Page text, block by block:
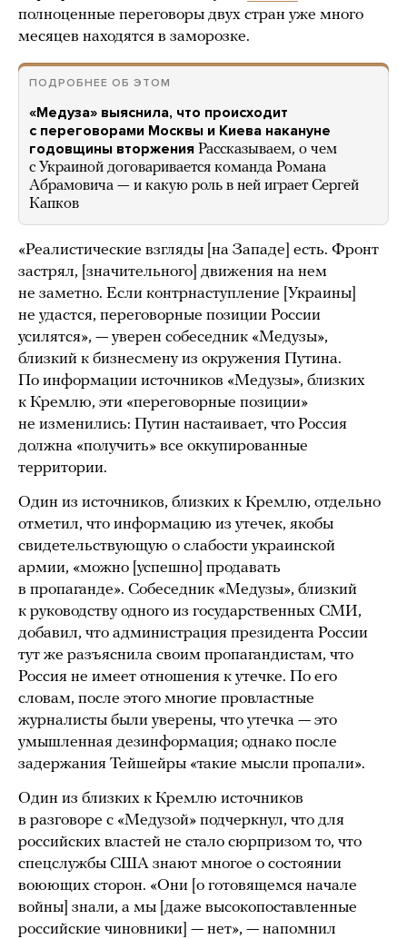
полноценные переговоры двух стран уже много
месяцев находятся в заморозке.
ПОДРОБНЕЕ ОБ ЭТОМ
«Медуза» выяснила, что происходит
с переговорами Москвы и Киева накануне
годовщины вторжения Рассказываем, о чем
с Украиной договаривается команда Романа
Абрамовича — и какую роль в ней играет Сергей
Капков
«Реалистические взгляды [на Западе] есть. Фронт
застрял, [значительного] движения на нем
не заметно. Если контрнаступление [Украины]
не удастся, переговорные позиции России
усилятся», — уверен собеседник «Медузы»,
близкий к бизнесмену из окружения Путина.
По информации источников «Медузы», близких
к Кремлю, эти «переговорные позиции»
не изменились: Путин настаивает, что Россия
должна «получить» все оккупированные
территории.
Один из источников, близких к Кремлю, отдельно
отметил, что информацию из утечек, якобы
свидетельствующую о слабости украинской
армии, «можно [успешно] продавать
в пропаганде». Собеседник «Медузы», близкий
к руководству одного из государственных СМИ,
добавил, что администрация президента России
тут же разъяснила своим пропагандистам, что
Россия не имеет отношения к утечке. По его
словам, после этого многие провластные
журналисты были уверены, что утечка — это
умышленная дезинформация; однако после
задержания Тейшейры «такие мысли пропали».
Один из близких к Кремлю источников
в разговоре с «Медузой» подчеркнул, что для
российских властей не стало сюрпризом то, что
спецслужбы США знают многое о состоянии
воюющих сторон. «Они [о готовящемся начале
войны] знали, а мы [даже высокопоставленные
российские чиновники] — нет», — напомнил